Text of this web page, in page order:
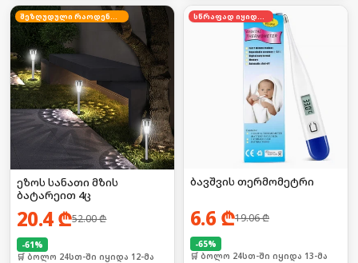
შეზღუდული რაოდენობა
ეზოს სანათი მზის
ბატარეით 4ც
20.4₾52.00₾
-61%
🛒 ბოლო 24სთ-ში იყიდა 12-მა
სწრაფად იყიდება
ბავშვის თერმომეტრი
6.6 ₾19.06₾
-65%
🛒 ბოლო 24სთ-ში იყიდა 13-მა